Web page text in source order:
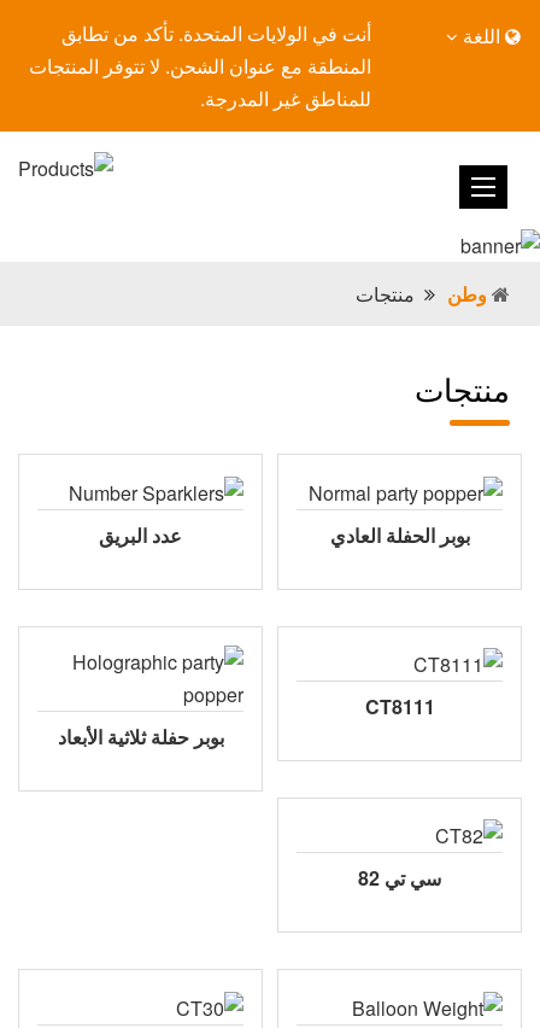
أنت في الولايات المتحدة. تأكد من تطابق
المنطقة مع عنوان الشحن. لا تتوفر المنتجات
للمناطق غير المدرجة.
اللغة
وطن منتجات
منتجات
عدد البريق بوبر الحفلة العادي
بوبر حفلة ثلاثية الأبعاد
CT8111
سي تي 82